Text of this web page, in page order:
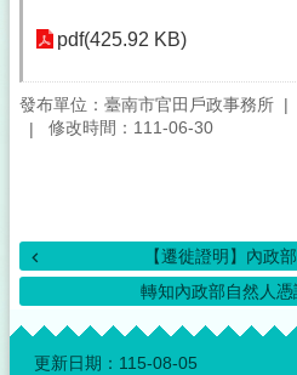
pdf(425.92 KB)
發布單位：臺南市官田戶政事務所
修改時間：111-06-30
【遷徙證明】內政
轉知內政部自然人
:::
更新日期： 115-08-05